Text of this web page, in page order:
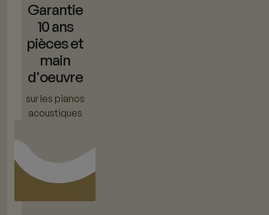
Garantie
10 ans
pièces et
main
d'oeuvre
sur les pianos
acoustiques